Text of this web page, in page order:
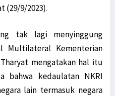
(29/9/2023).
tak lagi menyinggung
Multilateral Kementerian
mengatakan hal itu
bahwa kedaulatan NKRI
lain termasuk negara